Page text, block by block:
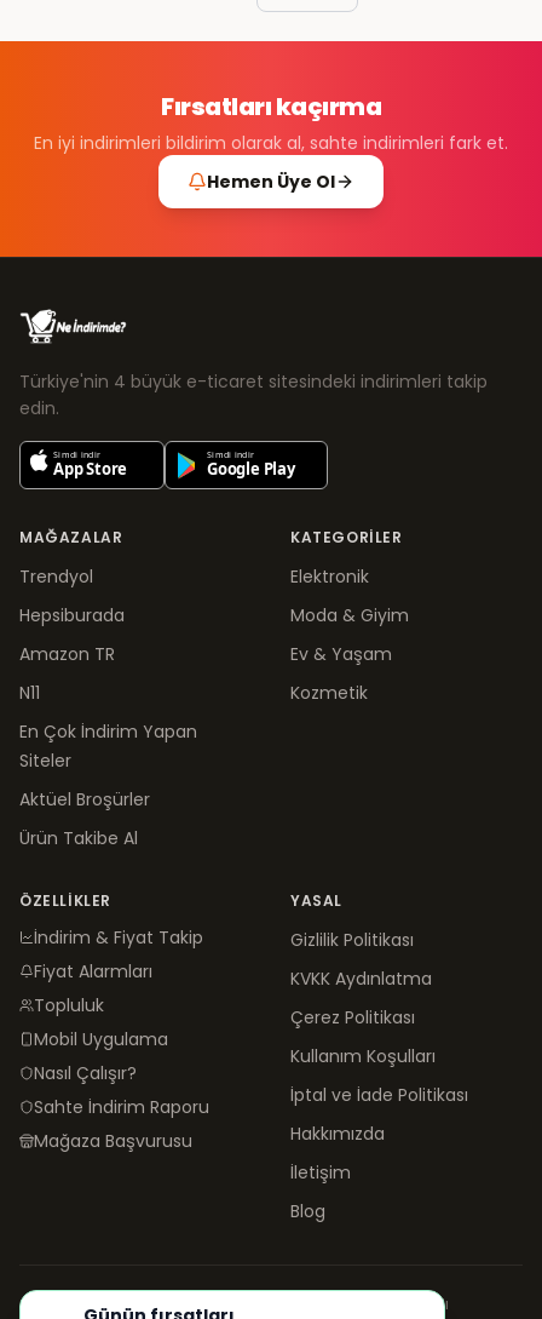
Fırsatları kaçırma
En iyi indirimleri bildirim olarak al, sahte indirimleri fark et.
Hemen Üye Ol
Türkiye'nin 4 büyük e-ticaret sitesindeki indirimleri takip
edin.
MAĞAZALAR
Trendyol
Hepsiburada
Amazon TR
N11
En Çok İndirim Yapan
Siteler
Aktüel Broşürler
Ürün Takibe Al
KATEGORILER
Elektronik
Moda & Giyim
Ev & Yaşam
Kozmetik
ÖZELLIKLER
İndirim & Fiyat Takip
Fiyat Alarmları
Topluluk
Mobil Uygulama
Nasıl Çalışır?
Sahte İndirim Raporu
Mağaza Başvurusu
YASAL
Gizlilik Politikası
KVKK Aydınlatma
Çerez Politikası
Kullanım Koşulları
İptal ve İade Politikası
Hakkımızda
İletişim
Blog
© 2026 neindirimde.com ile yapıldı